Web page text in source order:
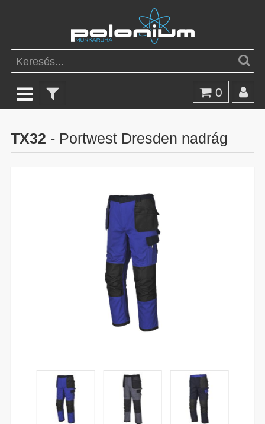
0
TX32 - Portwest Dresden nadrág